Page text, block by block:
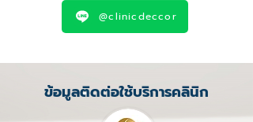
@clinicdeccor
ข้อมูลติดต่อใช้บริการคลินิก